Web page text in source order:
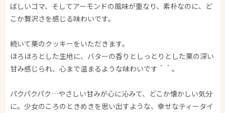
ばしいゴマ、そしてアーモンドの風味が重なり、素朴なのに、ど
こか贅沢さを感じる味わいです。
続いて栗のクッキーをいただきます。
ほろほろとした生地に、バターの香りとしっとりとした栗の深い
甘み感じられ、心まで温まるような味わいです＾＾。
パクパクパク…やさしい甘みが心に沁みて、どこか懐かしい気分
に。少女のころのときめきを思い出すような、幸せなティータイ